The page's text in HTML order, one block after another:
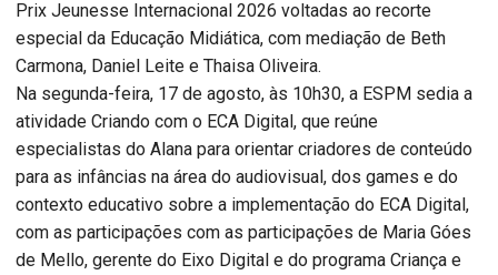
Prix Jeunesse Internacional 2026 voltadas ao recorte
especial da Educação Midiática, com mediação de Beth
Carmona, Daniel Leite e Thaisa Oliveira.
Na segunda-feira, 17 de agosto, às 10h30, a ESPM sedia a
atividade Criando com o ECA Digital, que reúne
especialistas do Alana para orientar criadores de conteúdo
para as infâncias na área do audiovisual, dos games e do
contexto educativo sobre a implementação do ECA Digital,
com as participações com as participações de Maria Góes
de Mello, gerente do Eixo Digital e do programa Criança e